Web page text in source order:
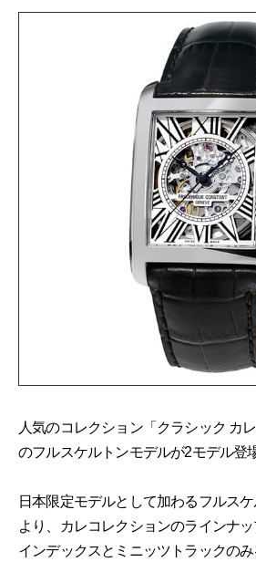
人気のコレクション「クラシック カ
のフルスケルトンモデルが2モデル登
日本限定モデルとして加わるフルス
より、カレコレクションのラインナッ
インデックスとミニッツトラックの